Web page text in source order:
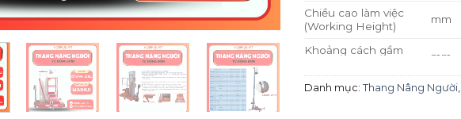
Chiều cao làm việc
(Working Height)
mm
Khoảng cách gầm
mm
Kích thước sàn làm
mm
Danh mục: Thang Nâng Người,